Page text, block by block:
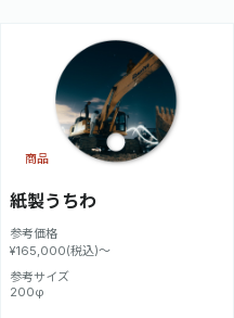
紙製うちわ
参考価格
¥165,000(税込)～
参考サイズ
200φ
商品